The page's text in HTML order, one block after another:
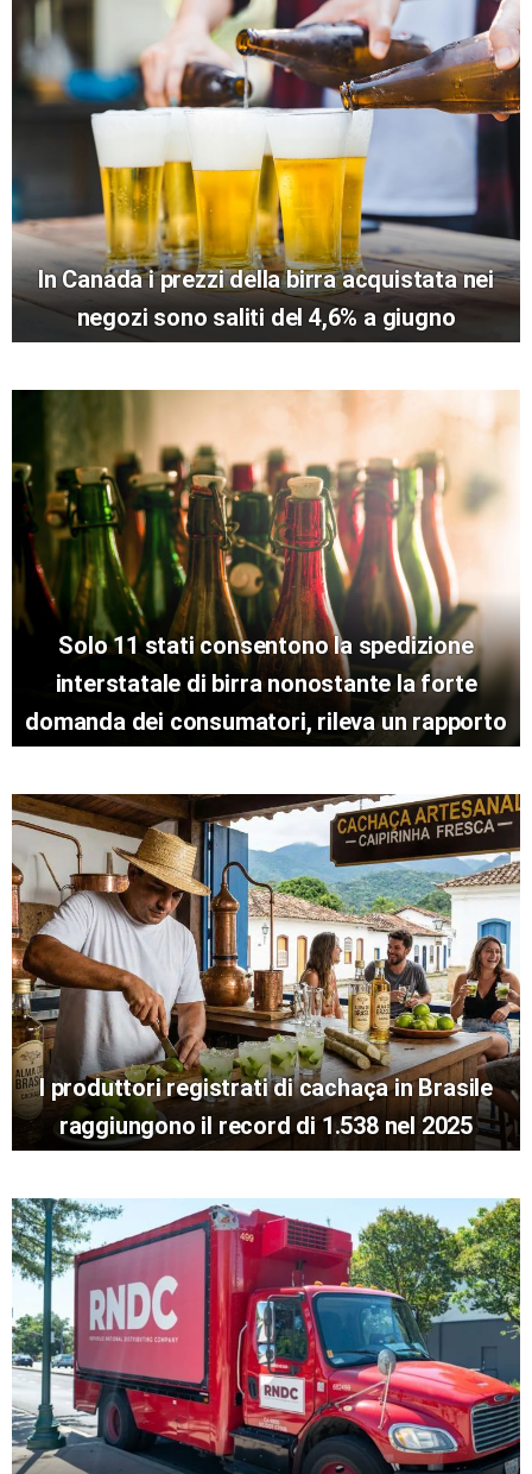
In Canada i prezzi della birra acquistata nei
negozi sono saliti del 4,6% a giugno
Solo 11 stati consentono la spedizione
interstatale di birra nonostante la forte
domanda dei consumatori, rileva un rapporto
I produttori registrati di cachaça in Brasile
raggiungono il record di 1.538 nel 2025